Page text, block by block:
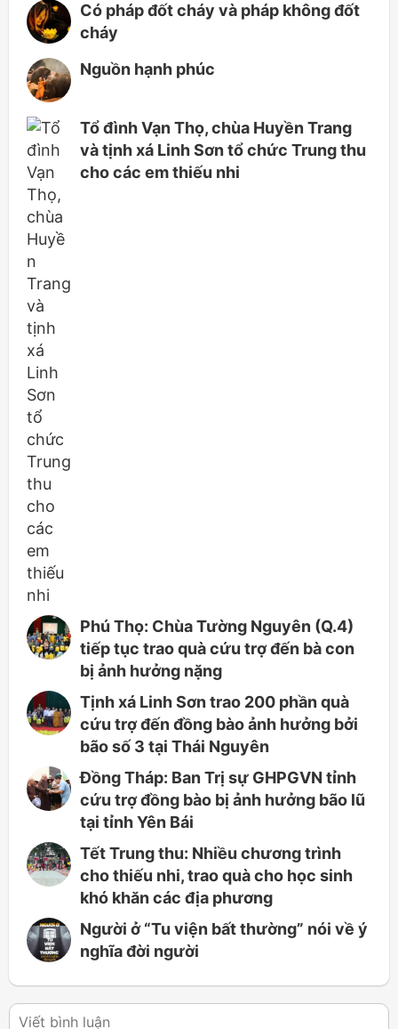
Có pháp đốt cháy và pháp không đốt
cháy
Nguồn hạnh phúc
Tổ đình Vạn Thọ, chùa Huyền Trang
và tịnh xá Linh Sơn tổ chức Trung thu
cho các em thiếu nhi
Phú Thọ: Chùa Tường Nguyên (Q.4)
tiếp tục trao quà cứu trợ đến bà con
bị ảnh hưởng nặng
Tịnh xá Linh Sơn trao 200 phần quà
cứu trợ đến đồng bào ảnh hưởng bởi
bão số 3 tại Thái Nguyên
Đồng Tháp: Ban Trị sự GHPGVN tỉnh
cứu trợ đồng bào bị ảnh hưởng bão lũ
tại tỉnh Yên Bái
Tết Trung thu: Nhiều chương trình
cho thiếu nhi, trao quà cho học sinh
khó khăn các địa phương
Người ở “Tu viện bất thường” nói về ý
nghĩa đời người